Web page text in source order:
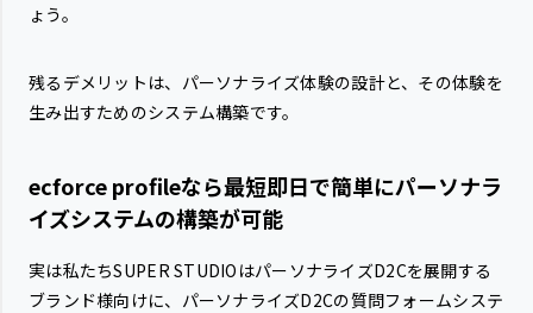
ょう。
残るデメリットは、パーソナライズ体験の設計と、その体験を
生み出すためのシステム構築です。
ecforce profileなら最短即日で簡単にパーソナラ
イズシステムの構築が可能
実は私たちSUPER STUDIOはパーソナライズD2Cを展開する
ブランド様向けに、パーソナライズD2Cの質問フォームシステ